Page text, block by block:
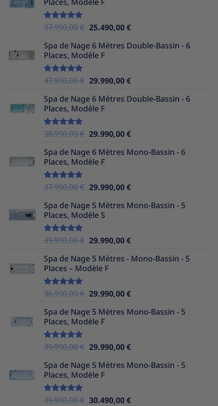
était :
Note5.00
37.990,00€ Le
initial
était :
25.490,00€Le
actuel
Spa de Nage 6 Mètres Double-Bassin - 6
Places, Modèle F
Note5.00
37.990,00€ Le
initial
était :
29.990,00€Le
actuel
Spa de Nage 6 Mètres Double-Bassin - 6
Places, Modèle F
Note5.00
38.990,00€ Le
initial
était :
29.990,00€Le
actuel
Spa de Nage 6 Mètres Mono-Bassin - 6
Places, Modèle F
Note5.00
37.990,00€ Le
initial
était :
29.990,00€Le
actuel
Spa de Nage 5 Mètres Mono-Bassin - 5
Places, Modèle S
Note5.00
39.990,00€ Le
initial
était :
29.990,00€Le
actuel
Spa de Nage 5 Mètres - Mono-Bassin - 5
Places – Modèle F
Note5.00
36.990,00€ Le
initial
était :
29.990,00€Le
actuel
Spa de Nage 5 Mètres Mono-Bassin - 5
Places, Modèle F
Note5.00
39.990,00€ Le
initial
était :
29.990,00€Le
actuel
Spa de Nage 5 Mètres Mono-Bassin - 5
Places, Modèle F
Note5.00
39.990,00€ Le
30.490,00€Le